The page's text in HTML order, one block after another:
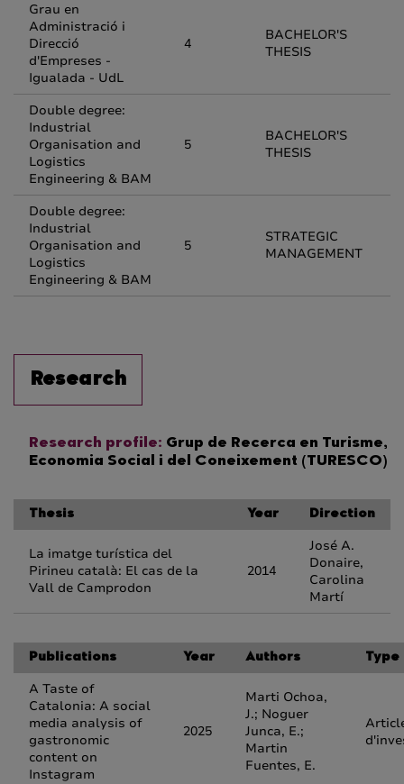
Grau en
Administració i
Direcció
d'Empreses -
Igualada - UdL
4
BACHELOR'S
THESIS
Double degree:
Industrial
Organisation and
Logistics
Engineering & BAM
5
BACHELOR'S
THESIS
Double degree:
Industrial
Organisation and
Logistics
Engineering & BAM
5
STRATEGIC
MANAGEMENT
Research
Research profile: Grup de Recerca en Turisme,
Economia Social i del Coneixement (TURESCO)
Thesis Year Direction
La imatge turística del
Pirineu català: El cas de la
Vall de Camprodon
2014
José A.
Donaire,
Carolina
Martí
Publications Year Authors Type
A Taste of
Catalonia: A social
media analysis of
gastronomic
content on
Instagram
2025
Marti Ochoa,
J.; Noguer
Junca, E.;
Martin
Fuentes, E.